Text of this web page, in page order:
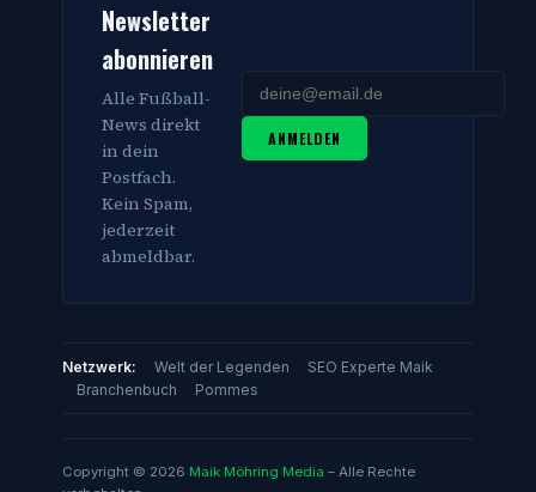
Newsletter
abonnieren
Alle Fußball-
News direkt
in dein
Postfach.
Kein Spam,
jederzeit
abmeldbar.
ANMELDEN
Netzwerk: Welt der Legenden
SEO Experte Maik
Branchenbuch
Pommes
Copyright © 2026 Maik Möhring Media – Alle Rechte